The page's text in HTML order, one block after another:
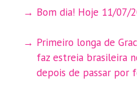
Bom dia! Hoje 11/07/
Primeiro longa de
faz estreia brasileira
depois de passar por